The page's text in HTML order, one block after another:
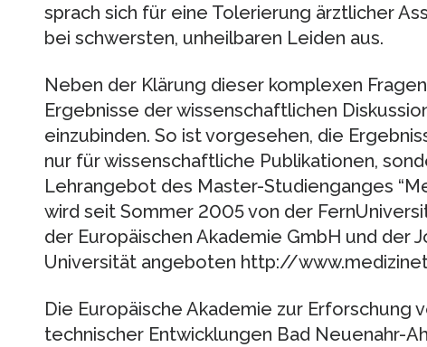
sprach sich für eine Tolerierung ärztlicher
bei schwersten, unheilbaren Leiden aus.
Neben der Klärung dieser komplexen
Ergebnisse der wissenschaftlichen
einzubinden. So ist vorgesehen, die
nur für wissenschaftliche Publikationen,
Lehrangebot des Master-Studienganges
wird seit Sommer 2005 von der
der Europäischen Akademie GmbH und der
Universität angeboten http://
Die Europäische Akademie zur Erforschung
technischer Entwicklungen Bad Neuenahr-